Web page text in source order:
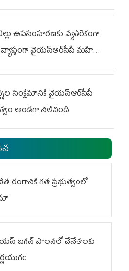
ఉపసంహరణకు వ్యతిరేకంగా
వైయ‌స్ఆర్‌సీపీ మహిళా
ఆందోళనలు
సంక్షేమానికి వైయ‌స్ఆర్‌సీపీ
అండగా నిలిచింది
రంగానికి గత ప్రభుత్వంలో
జగన్ పాలనలో చేనేతలకు